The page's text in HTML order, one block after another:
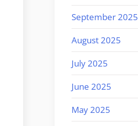
September 2025
August 2025
July 2025
June 2025
May 2025